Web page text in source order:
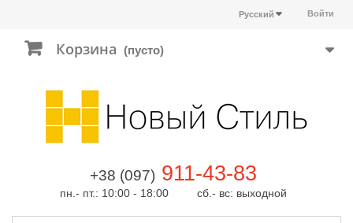
Войти
Русский
Корзина (пусто)
+38 (097) 911-43-83
пн.- пт.: 10:00 - 18:00 сб.- вс: выходной